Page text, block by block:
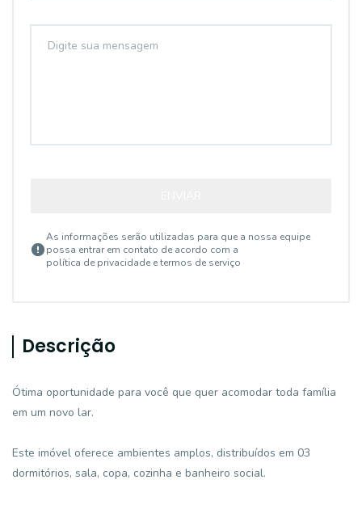
As informações serão utilizadas para que a nossa equipe
possa entrar em contato de acordo com a
política de privacidade e termos de serviço
Descrição
Ótima oportunidade para você que quer acomodar toda família
em um novo lar.
Este imóvel oferece ambientes amplos, distribuídos em 03
dormitórios, sala, copa, cozinha e banheiro social.